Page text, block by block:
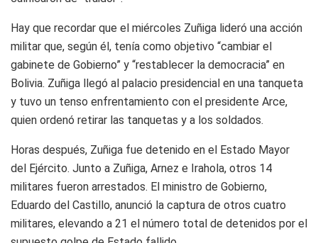
Hay que recordar que el miércoles Zuñiga lideró una acción
militar que, según él, tenía como objetivo “cambiar el
gabinete de Gobierno” y “restablecer la democracia” en
Bolivia. Zuñiga llegó al palacio presidencial en una tanqueta
y tuvo un tenso enfrentamiento con el presidente Arce,
quien ordenó retirar las tanquetas y a los soldados.
Horas después, Zuñiga fue detenido en el Estado Mayor
del Ejército. Junto a Zuñiga, Arnez e Irahola, otros 14
militares fueron arrestados. El ministro de Gobierno,
Eduardo del Castillo, anunció la captura de otros cuatro
militares, elevando a 21 el número total de detenidos por el